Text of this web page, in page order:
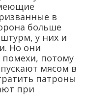
в
больше
у них и
Но они
потому
мясом в
патроны
при